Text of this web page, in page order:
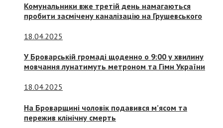
Комунальники вже третій день намагаються
пробити засмічену каналізацію на Грушевського
18.04.2025
У Броварській громаді щоденно о 9:00 у хвилину
мовчання лунатимуть метроном та Гімн України
18.04.2025
На Броварщині чоловік подавився м’ясом та
пережив клінічну смерть